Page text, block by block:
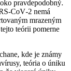
pravdepodobný.
nemá
mrazeným
teórii pomerne
kde je známy
teória o úniku